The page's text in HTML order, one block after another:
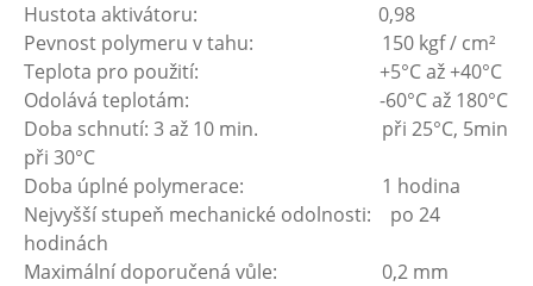
Hustota aktivátoru: 0,98
Pevnost polymeru v tahu: 150 kgf / cm²
Teplota pro použití: +5°C až +40°C
Odolává teplotám: -60°C až 180°C
Doba schnutí: 3 až 10 min. při 25°C, 5min
při 30°C
Doba úplné polymerace: 1 hodina
Nejvyšší stupeň mechanické odolnosti: po 24
hodinách
Maximální doporučená vůle: 0,2 mm